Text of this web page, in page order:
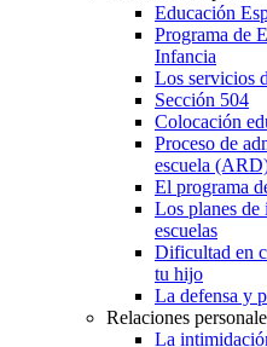
Educación
Programa de
Infancia
Los servicios
Sección 504
Colocación
Proceso de
escuela
El programa
Los planes
escuelas
Dificultad en
tu hijo
La defensa y
Relaciones
La